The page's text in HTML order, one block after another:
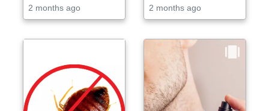
2 months ago 2 months ago